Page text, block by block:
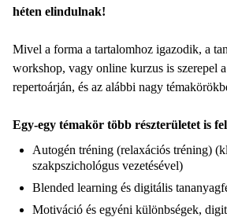
héten elindulnak!
Mivel a forma a tartalomhoz igazodik, a
workshop, vagy online kurzus is szerepel
repertoárján, és az alábbi nagy
Egy-egy témakör több részterületet is
Autogén tréning (relaxációs tréning)
szakpszichológus vezetésével)
Blended learning és digitális
Motiváció és egyéni különbségek,